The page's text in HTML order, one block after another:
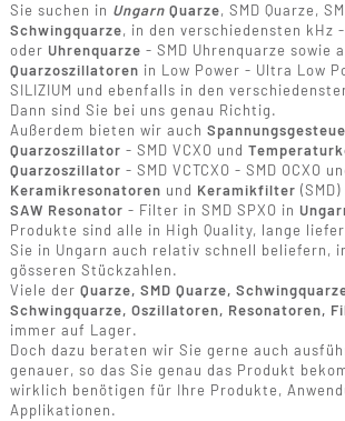
Sie suchen in Ungarn Quarze, SMD Quarze,
Schwingquarze, in den verschiedensten kHz
oder Uhrenquarze - SMD Uhrenquarze sowie
Quarzoszillatoren in Low Power - Ultra Low
SILIZIUM und ebenfalls in den
Dann sind Sie bei uns genau Richtig.
Außerdem bieten wir auch
Quarzoszillator - SMD VCXO und
Quarzoszillator - SMD VCTCXO - SMD OCXO
Keramikresonatoren und Keramikfilter
SAW Resonator - Filter in SMD SPXO in
Produkte sind alle in High Quality, lange
Sie in Ungarn auch relativ schnell beliefern,
gösseren Stückzahlen.
Viele der Quarze, SMD Quarze,
Schwingquarze, Oszillatoren, Resonatoren,
immer auf Lager.
Doch dazu beraten wir Sie gerne auch
genauer, so das Sie genau das Produkt
wirklich benötigen für Ihre Produkte,
Applikationen.